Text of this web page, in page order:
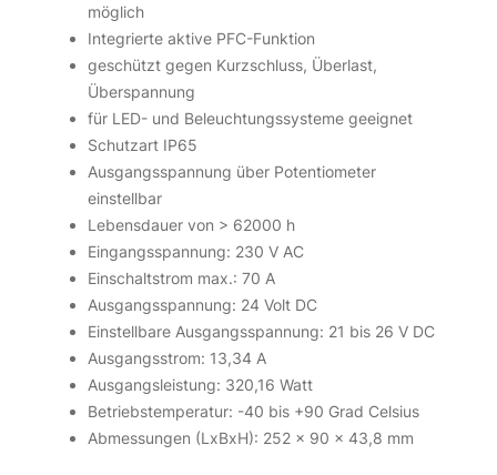
möglich
Integrierte aktive PFC-Funktion
geschützt gegen Kurzschluss, Überlast,
Überspannung
für LED- und Beleuchtungssysteme geeignet
Schutzart IP65
Ausgangsspannung über Potentiometer
einstellbar
Lebensdauer von > 62000 h
Eingangsspannung: 230 V AC
Einschaltstrom max.: 70 A
Ausgangsspannung: 24 Volt DC
Einstellbare Ausgangsspannung: 21 bis 26 V DC
Ausgangsstrom: 13,34 A
Ausgangsleistung: 320,16 Watt
Betriebstemperatur: -40 bis +90 Grad Celsius
Abmessungen (LxBxH): 252 x 90 x 43,8 mm